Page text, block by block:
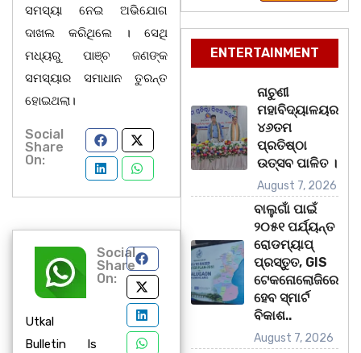
ସମସ୍ୟା ନେଇ ଅଭିଯୋଗ
ଦାଖଲ କରିଥିଲେ । ସେଥି
ମଧ୍ୟରୁ ପାଞ୍ଚ ଜଣଙ୍କ
ସମସ୍ୟାର ସମାଧାନ ତୁରନ୍ତ
ହୋଇଥଲା।
Social
Share
On:
Utkal
Bulletin Is
Social
Share
On:
ENTERTAINMENT
ନାଚୁଣୀ
ମହାବିଦ୍ୟାଳୟର
୪୬ତମ
ପ୍ରତିଷ୍ଠା
ଉତ୍ସବ ପାଳିତ ।
August 7, 2026
ବାଲୁଗାଁ ପାଇଁ
୨୦୫୧ ପର୍ଯ୍ୟନ୍ତ
ରୋଡମ୍ୟାପ୍
ପ୍ରସ୍ତୁତ, GIS
ଟେକନୋଲୋଜିରେ
ହେବ ସ୍ମାର୍ଟ
ବିକାଶ..
August 7, 2026